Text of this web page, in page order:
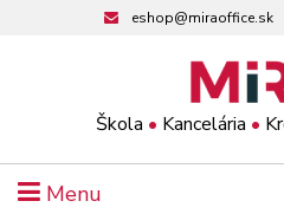
Škola • Kancelária •
eshop@miraoffice.sk
Menu